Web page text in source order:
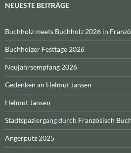
NEUESTE BEITRÄGE
Buchholz meets Buchholz 2026 in
Buchholzer Festtage 2026
Neujahrsempfang 2026
Gedenken an Helmut Jansen
Helmut Jansen
Stadtspaziergang durch Französisch
Angerputz 2025